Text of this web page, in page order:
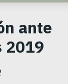
ante
2019